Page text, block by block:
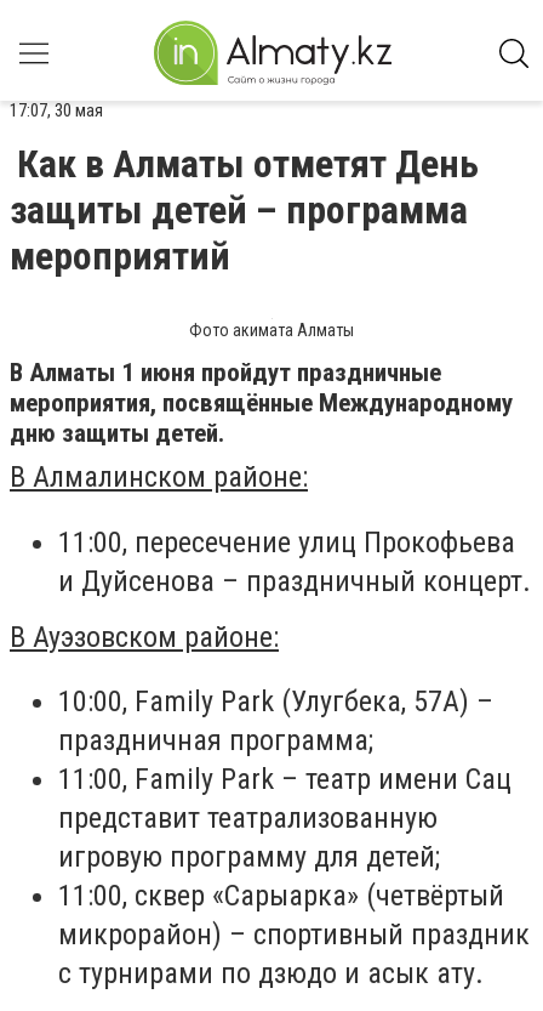
17:07, 30 мая
Как в Алматы отметят День
защиты детей – программа
мероприятий
Фото акимата Алматы
В Алматы 1 июня пройдут праздничные
мероприятия, посвящённые Международному
дню защиты детей.
В Алмалинском районе:
11:00, пересечение улиц Прокофьева
и Дуйсенова – праздничный концерт.
В Ауэзовском районе:
10:00, Family Park (Улугбека, 57А) –
праздничная программа;
11:00, Family Park – театр имени Сац
представит театрализованную
игровую программу для детей;
11:00, сквер «Сарыарка» (четвёртый
микрорайон) – спортивный праздник
с турнирами по дзюдо и асык ату.